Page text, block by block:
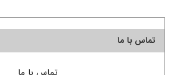
تماس با ما